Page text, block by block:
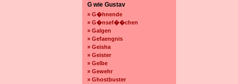
G wie Gustav
» G�hnende
» G�nsef��chen
» Galgen
» Gefaengnis
» Geisha
» Geister
» Gelbe
» Gewehr
» Ghostbuster